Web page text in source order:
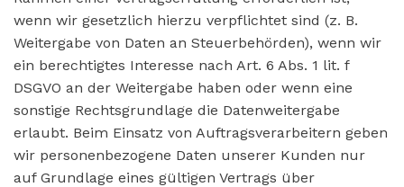
wenn wir gesetzlich hierzu verpflichtet sind (z. B.
Weitergabe von Daten an Steuerbehörden), wenn wir
ein berechtigtes Interesse nach Art. 6 Abs. 1 lit. f
DSGVO an der Weitergabe haben oder wenn eine
sonstige Rechtsgrundlage die Datenweitergabe
erlaubt. Beim Einsatz von Auftragsverarbeitern geben
wir personenbezogene Daten unserer Kunden nur
auf Grundlage eines gültigen Vertrags über